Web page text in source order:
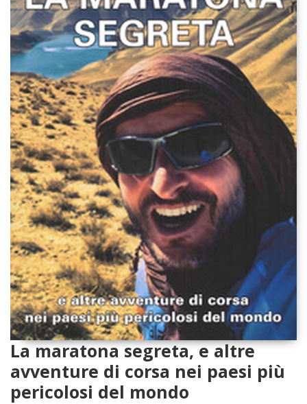
La maratona segreta, e altre
avventure di corsa nei paesi più
pericolosi del mondo